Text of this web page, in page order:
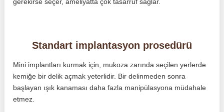
gerekirse seçer, ameliyatta çok tasarruf sağlar.
Standart implantasyon prosedürü
Mini implantları kurmak için, mukoza zarında seçilen yerlerde
kemiğe bir delik açmak yeterlidir. Bir delinmeden sonra
başlayan ışık kanaması daha fazla manipülasyona müdahale
etmez.